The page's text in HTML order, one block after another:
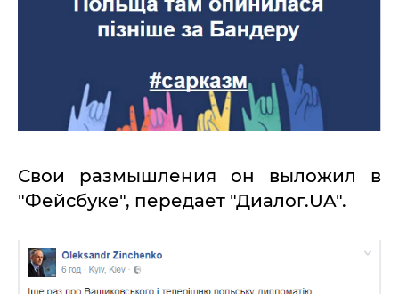
Свои размышления он выложил в
"Фейсбуке", передает "Диалог.UA".